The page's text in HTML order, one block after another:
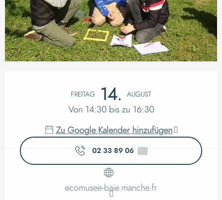
Öffnungszeiten &
FREITAG 14. AUGUST
Von 14:30 bis zu 16:30
Zu Google Kalender hinzufügen
02 33 89 06 ▒▒
ecomusee-baie.manche.fr